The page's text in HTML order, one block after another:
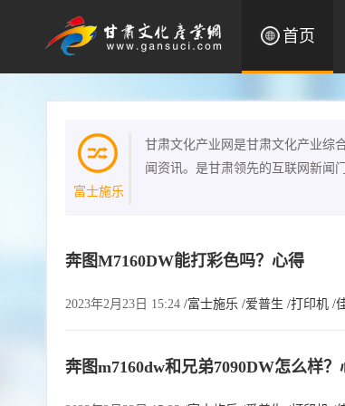
首页
富士施乐
甘肃文化产业网是甘肃文化产业综
闻资讯。是甘肃领先的互联网新闻
奔图M7160DW能打彩色吗？心得
2023年2月23日 15:24 /富士施乐 /爱普生 /打印机 /
奔图m7160dw和兄弟7090DW怎么样？